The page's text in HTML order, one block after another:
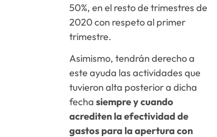
50%, en el resto de trimestres de
2020 con respeto al primer
trimestre.
Asimismo, tendrán derecho a
este ayuda las actividades que
tuvieron alta posterior a dicha
fechasiempre y cuando
acrediten la efectividad de
gastos para la apertura con